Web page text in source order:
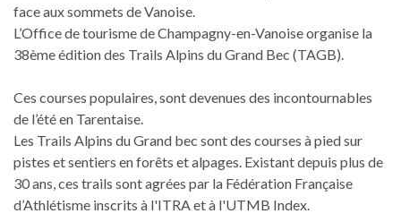
face aux sommets de Vanoise.
L’Office de tourisme de Champagny-en-Vanoise organise la
38ème édition des Trails Alpins du Grand Bec (TAGB).
Ces courses populaires, sont devenues des incontournables
de l’été en Tarentaise.
Les Trails Alpins du Grand bec sont des courses à pied sur
pistes et sentiers en forêts et alpages. Existant depuis plus de
30 ans, ces trails sont agrées par la Fédération Française
d’Athlétisme inscrits à l'ITRA et à l'UTMB Index.